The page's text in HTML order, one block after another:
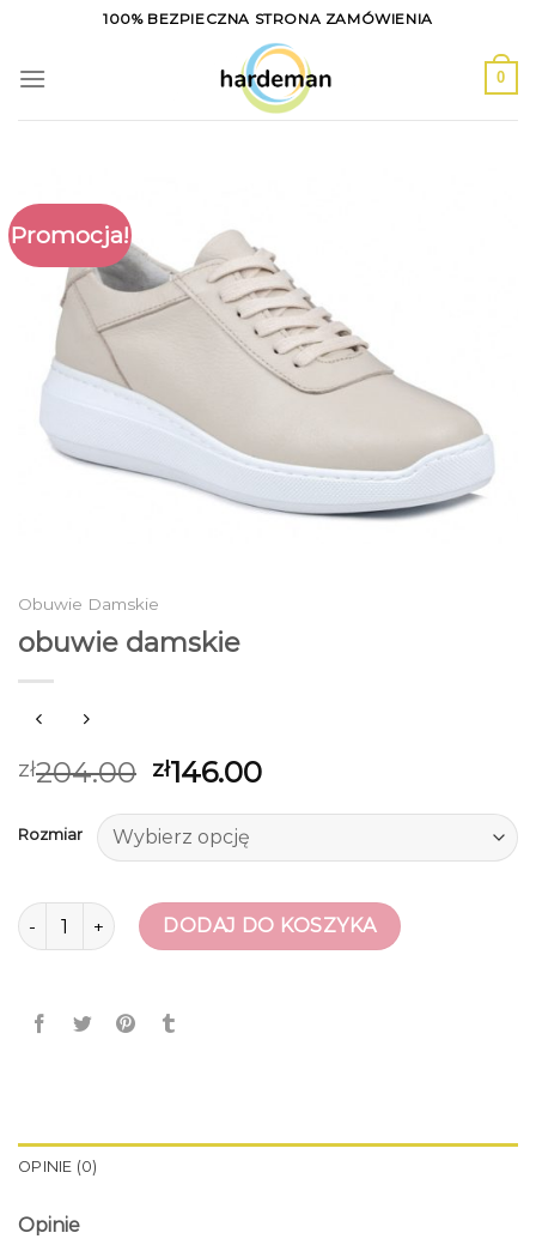
content
100% BEZPIECZNA STRONA ZAMÓWIENIA
0
Promocja!
Obuwie Damskie
obuwie damskie
zł204.00 zł146.00
Rozmiar
ilość obuwie damskieDODAJ DO KOSZYKA
OPINIE (0)
Opinie